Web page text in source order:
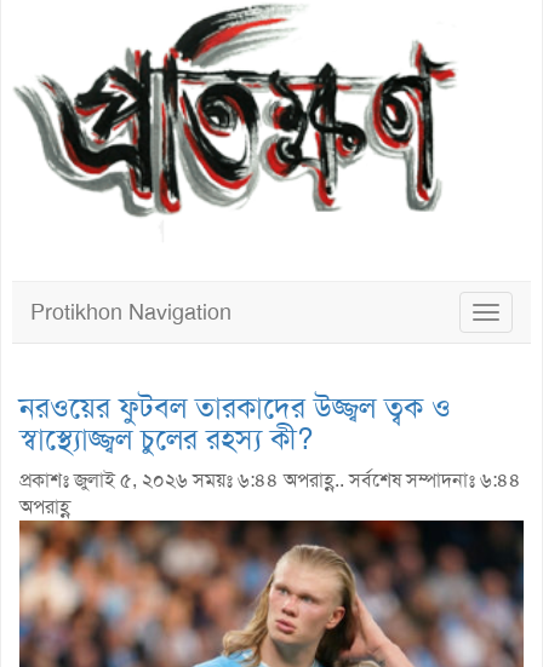
Toggle
Protikhon Navigation
নরওয়ের ফুটবল তারকাদের উজ্জ্বল ত্বক ও
স্বাস্থ্যোজ্জ্বল চুলের রহস্য কী?
প্রকাশঃ জুলাই ৫, ২০২৬ সময়ঃ ৬:৪৪ অপরাহ্ণ.. সর্বশেষ সম্পাদনাঃ ৬:৪৪
অপরাহ্ণ